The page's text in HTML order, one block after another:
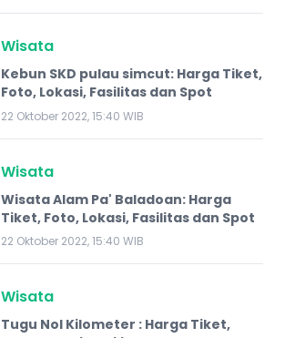
Wisata
Kebun SKD pulau simcut: Harga Tiket,
Foto, Lokasi, Fasilitas dan Spot
22 Oktober 2022, 15:40 WIB
Wisata
Wisata Alam Pa' Baladoan: Harga
Tiket, Foto, Lokasi, Fasilitas dan Spot
22 Oktober 2022, 15:40 WIB
Wisata
Tugu Nol Kilometer : Harga Tiket,